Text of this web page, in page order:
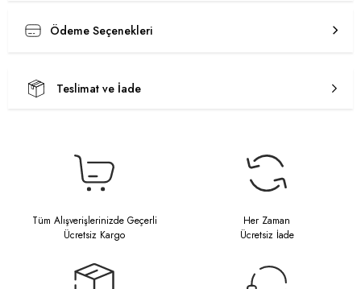
Ödeme Seçenekleri
Teslimat ve İade
Tüm Alışverişlerinizde Geçerli
Ücretsiz Kargo
Her Zaman
Ücretsiz İade